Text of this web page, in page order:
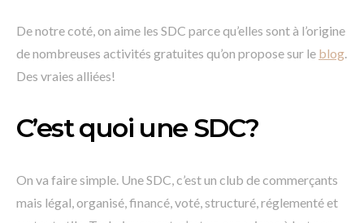
De notre coté, on aime les SDC parce qu’elles sont à l’origine
de nombreuses activités gratuites qu’on propose sur le blog.
Des vraies alliées!
C’est quoi une SDC?
On va faire simple. Une SDC, c’est un club de commerçants
mais légal, organisé, financé, voté, structuré, réglementé et